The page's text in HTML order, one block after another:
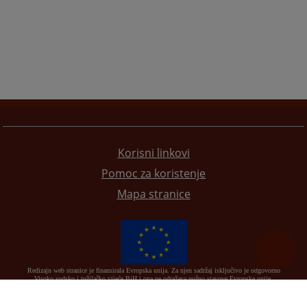
Korisni linkovi
Pomoc za koristenje
Mapa stranice
Redizajn web stranice je finansirala Evropska unija. Za njen sadržaj isključivo je odgovorno
Visoko sudsko i tužilačko vijeće BiH i ona ne odražava nužno stavove Evropske unije.